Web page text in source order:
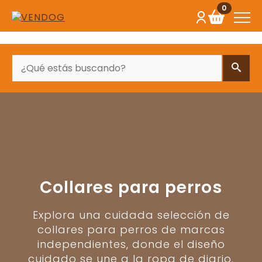
0
Collares para perros
Explora una cuidada selección de
collares para perros de marcas
independientes, donde el diseño
cuidado se une a la ropa de diario.